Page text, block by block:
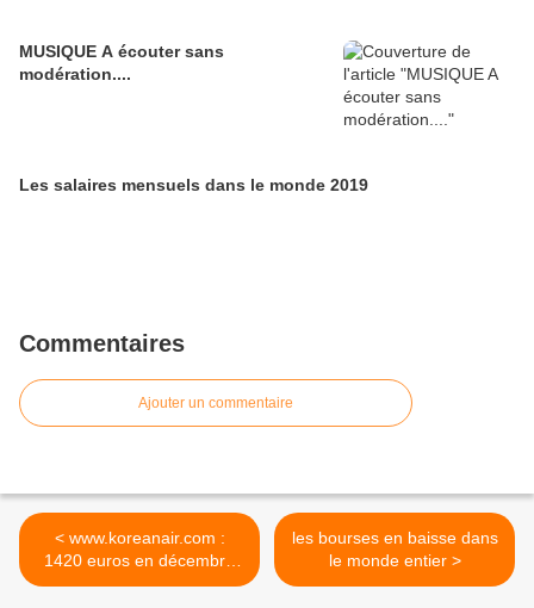
MUSIQUE A écouter sans
modération....
Les salaires mensuels dans le monde 2019
Commentaires
Ajouter un commentaire
< www.koreanair.com :
1420 euros en décembre
nadi-paris a/r
les bourses en baisse dans
le monde entier >